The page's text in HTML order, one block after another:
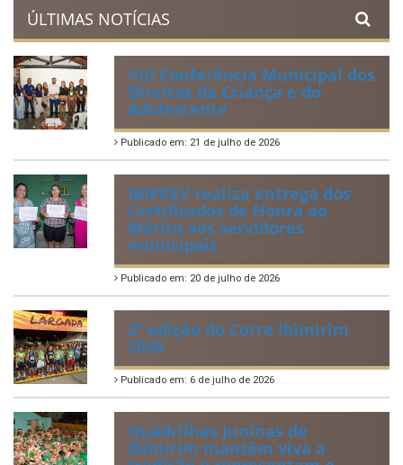
Acervo de Leis
Lei Orgânica Municipal
Regulamentação da Lei de Acesso à Informação
Perguntas Frequentemente Questionadas
ÚLTIMAS NOTÍCIAS
VIII Conferência Municipal dos
Direitos da Criança e do
Adolescente
IBIPREV realiza entrega dos
Certificados de Honra ao
Mérito aos servidores
municipais
Publicado em: 20 de julho de 2026